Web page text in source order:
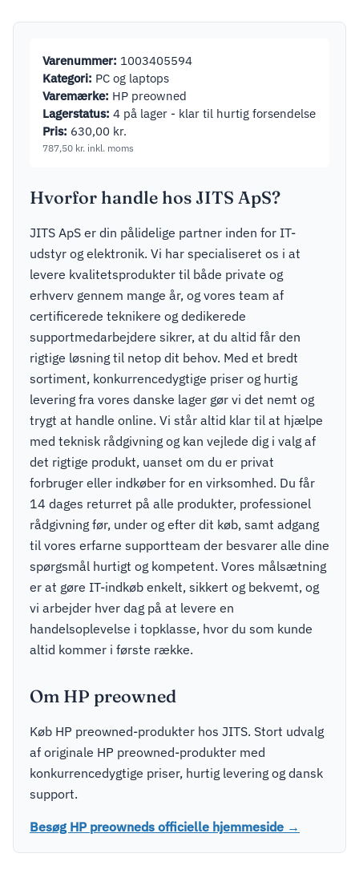
Varenummer: 1003405594
Kategori: PC og laptops
Varemærke: HP preowned
Lagerstatus: 4 på lager - klar til hurtig forsendelse
Pris: 630,00 kr.
787,50 kr. inkl. moms
Hvorfor handle hos JITS ApS?
JITS ApS er din pålidelige partner inden for IT-
udstyr og elektronik. Vi har specialiseret os i at
levere kvalitetsprodukter til både private og
erhverv gennem mange år, og vores team af
certificerede teknikere og dedikerede
supportmedarbejdere sikrer, at du altid får den
rigtige løsning til netop dit behov. Med et bredt
sortiment, konkurrencedygtige priser og hurtig
levering fra vores danske lager gør vi det nemt og
trygt at handle online. Vi står altid klar til at hjælpe
med teknisk rådgivning og kan vejlede dig i valg af
det rigtige produkt, uanset om du er privat
forbruger eller indkøber for en virksomhed. Du får
14 dages returret på alle produkter, professionel
rådgivning før, under og efter dit køb, samt adgang
til vores erfarne supportteam der besvarer alle dine
spørgsmål hurtigt og kompetent. Vores målsætning
er at gøre IT-indkøb enkelt, sikkert og bekvemt, og
vi arbejder hver dag på at levere en
handelsoplevelse i topklasse, hvor du som kunde
altid kommer i første række.
Om HP preowned
Køb HP preowned-produkter hos JITS. Stort udvalg
af originale HP preowned-produkter med
konkurrencedygtige priser, hurtig levering og dansk
support.
Besøg HP preowneds officielle hjemmeside →